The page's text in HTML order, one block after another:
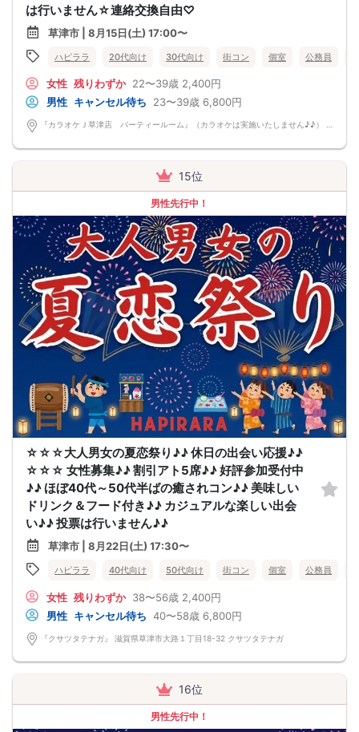
は行いません☆連絡交換自由♡
草津市 | 8月15日(土) 17:00〜
ハピララ 20代向け 30代向け 街コン 個室 公務員
女性 残りわずか 22〜39歳 2,400円
男性 キャンセル待ち 23〜39歳 6,800円
15位
男性先行中！
☆☆☆大人男女の夏恋祭り♪♪ 休日の出会い応援♪♪
☆☆☆ 女性募集♪♪ 割引アト5席♪♪ 好評参加受付中
♪♪ ほぼ40代～50代半ばの癒されコン♪♪ 美味しい
ドリンク＆フード付き♪♪ カジュアルな楽しい出会
い♪♪ 投票は行いません♪♪
草津市 | 8月22日(土) 17:30〜
ハピララ 40代向け 50代向け 街コン 個室 公務員
女性 残りわずか 38〜56歳 2,400円
男性 キャンセル待ち 40〜58歳 6,800円
『クサツタテナガ』 滋賀県草津市大路１丁目18-32 クサツタテナガ
16位
男性先行中！